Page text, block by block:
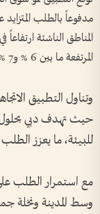
مدفوعاً بالطلب
المناطق الناشئة
المرتفعة ما بين 6 % و7 %.
وتناول التطبيق
للبيئة، ما يعزز الطلب
مع استمرار الطلب
وسط المدينة ونخلة